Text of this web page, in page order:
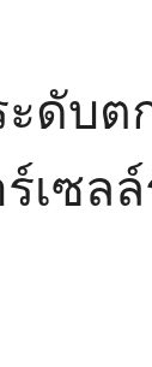
ะดับต
เซล